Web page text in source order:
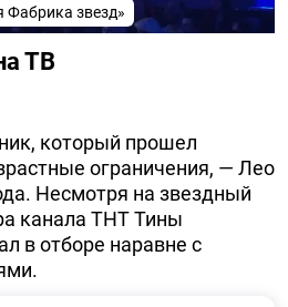
звезд»
ТВ
который прошел
ограничения, — Лео
Несмотря на звездный
канала ТНТ Тины
в отборе наравне с